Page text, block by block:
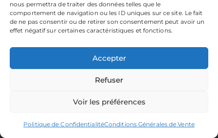
nous permettra de traiter des données telles que le
comportement de navigation ou les ID uniques sur ce site. Le fait
de ne pas consentir ou de retirer son consentement peut avoir un
effet négatif sur certaines caractéristiques et fonctions.
Accepter
Refuser
Voir les préférences
Politique de ConfidentialitéConditions Générales de Vente